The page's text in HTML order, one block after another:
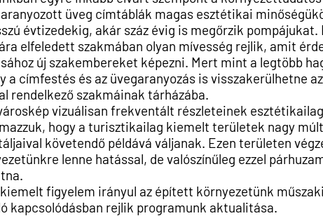
üveg címtáblák magas esztétikai
évtizedekig, akár száz évig is megőrzik
elfeledett szakmában olyan mívesség rejlik, amit
új szakembereket képezni. Mert mint a legtöbb
a címfestés és az üvegaranyozás isvisszakerülhetne
rendelkező szakmáinak tárházába.
vizuálisan frekventált részleteinek
hogy a turisztikailag kiemelt területek nagy
követendő példává váljanak. Ezen területen
lenne hatással, de valószínűleg ezzel
figyelem irányul az épített környezetünk
kapcsolódásban rejlik programunk aktualitása.